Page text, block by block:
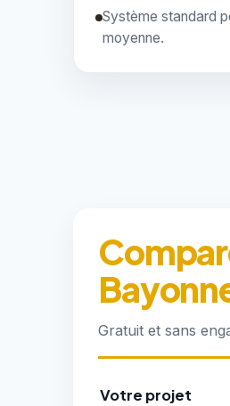
Système standard
moyenne.
Gratuit et sans
Votre projet